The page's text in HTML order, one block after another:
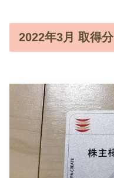
2022年3月 取得分